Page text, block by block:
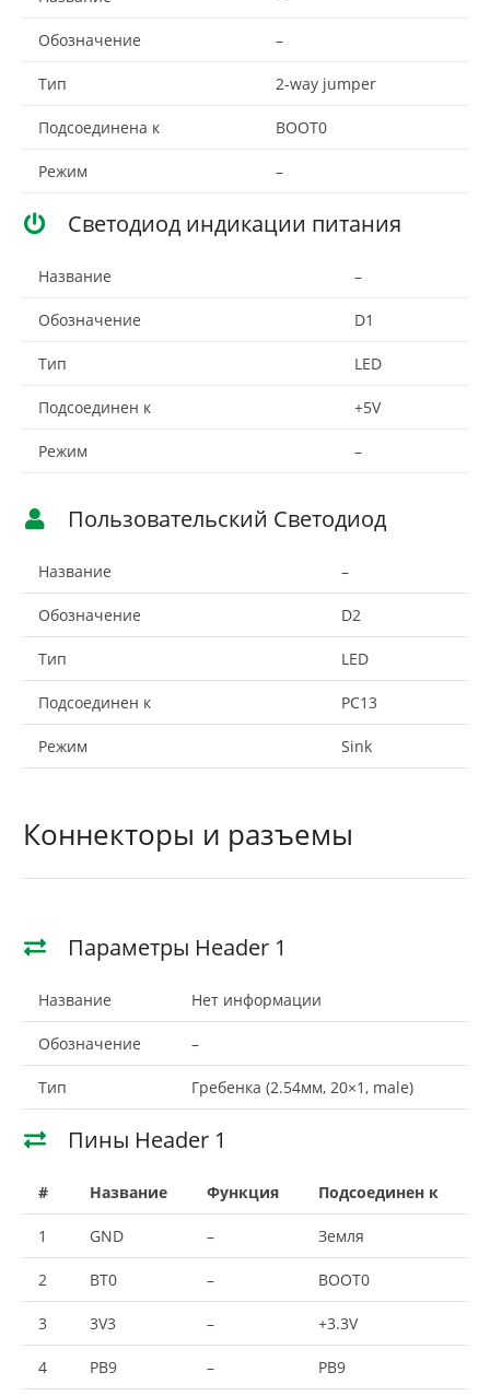
Обозначение –
Тип 2-way jumper
Подсоединена к BOOT0
Режим –
Светодиод индикации питания
Название –
Обозначение D1
Тип LED
Подсоединен к +5V
Режим –
Пользовательский Светодиод
Название –
Обозначение D2
Тип LED
Подсоединен к PC13
Режим Sink
Коннекторы и разъемы
Параметры Header 1
Название Нет информации
Обозначение –
Тип Гребенка (2.54мм, 20×1, male)
Пины Header 1
# Название Функция Подсоединен к
1 GND – Земля
2 BT0 – BOOT0
3 3V3 – +3.3V
4 PB9 – PB9